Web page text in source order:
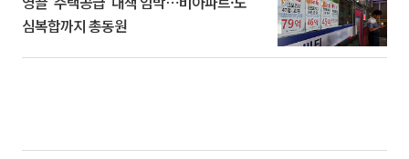
심복합까지 총동원